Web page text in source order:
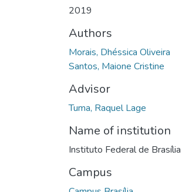
2019
Authors
Morais, Dhéssica Oliveira
Santos, Maione Cristine
Advisor
Tuma, Raquel Lage
Name of institution
Instituto Federal de Brasília
Campus